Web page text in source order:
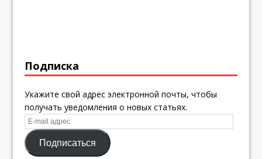
Подписка
Укажите свой адрес электронной почты, чтобы
получать уведомления о новых статьях.
E-
mail
адресПодписаться